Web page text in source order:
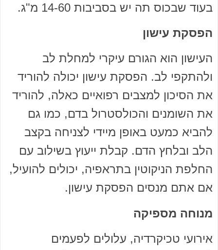
בעוד שבכוס תה יש בסביבות 14-60 מ"ג.
הפסקת עישון
העישון הוא הגורם עיקרי למחלת לב
ולהתקפי לב. הפסקת עישון יכולה להוריד
את הסיכון למצבים רפואיים כאלה, להוריד
את השומנים והכולסטרול בדם, כמו גם
להביא כמעט באופן מיידי לצניחה בקצב
הלב ובלחץ הדם. קבלת ייעוץ בשילוב עם
החלפת הניקוטין בתראפיה, יכולים להועיל,
אם אתם מנסים הפסקת עישון.
מנוחה מספיקה
אירועי טכיקרדיה, עלולים לפעמים